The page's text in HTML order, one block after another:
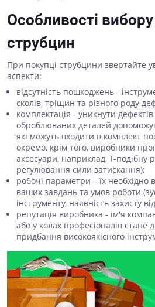
Особливості
струбцин
При покупці струбцини звертайте
аспекти:
відсутність пошкоджень -
сколів, тріщин та різного роду
комплектація - уникнути
оброблюваних деталей
які можуть входити в комплект
окремо, крім того, виробники
аксесуари, наприклад, Т-подібну
регулювання сили затискання);
робочі параметри – їх
ваших завдань та умов роботи
інструменту, наявність захисту
репутація виробника - ім'я
або у колах професіоналів стане
придбання високоякісного